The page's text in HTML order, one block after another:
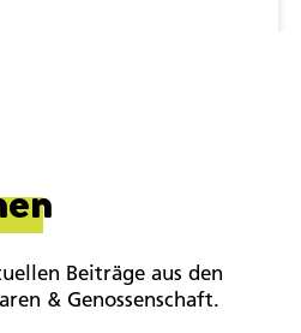
Beiträge aus den
& Genossenschaft.